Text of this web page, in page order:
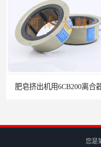
肥皂挤出机用6CB200离合
您是